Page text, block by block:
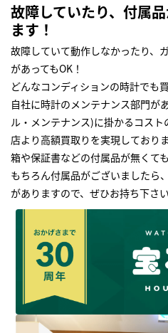
故障していたり、付属
ます！
故障していて動作しなかったり、
があってもOK！
どんなコンディションの時計でも
自社に時計のメンテナンス部門が
ル・メンテナンス)に掛かるコス
店より高額買取りを実現しており
箱や保証書などの付属品が無くて
もちろん付属品がございましたら
がありますので、ぜひお持ち下さ